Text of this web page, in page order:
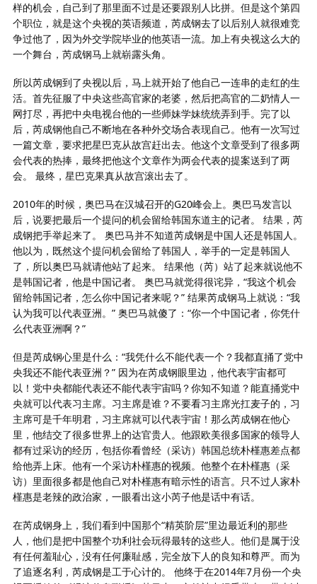
样的机会，自己到了那里面不过是还要跟别人比拼。但是这个第四
个职位，就是这个央视的英语频道，芮成钢去了以后别人就很难竞
争过他了，因为外交学院毕业的他英语一流。加上有央视这么大的
一个舞台，芮成钢马上就崭露头角。
所以芮成钢到了央视以后，马上就开始了他自己一连串的走红的生
活。首先征服了中央这些高官家的老婆，然后把高官的二奶情人一
网打尽，再把中央电视台他的一些师妹学妹统统弄到手。完了以
后，芮成钢他自己不断地在各种外交场合表现自己。他有一次写过
一篇文章，要求把星巴克从故宫赶出去。他这个文章受到了很多两
会代表的热捧，最终把他这个文章作为两会代表的提案送到了两
会。 最终，星巴克果真从故宫滚出去了。
2010年的时候，奥巴马在汉城召开的G20峰会上。奥巴马发言以
后，说要把最后一个提问的机会留给韩国东道主的记者。 结果，芮
成钢把手举起来了。 奥巴马并不知道芮成钢是中国人还是韩国人。
他以为，既然这个提问机会留给了韩国人，举手的一定是韩国人
了，所以奥巴马就请他站了起来。 结果他（芮）站了起来就说他不
是韩国记者，他是中国记者。 奥巴马就觉得很诧异，“我这个机会
留给韩国记者，怎么你中国记者来呢？” 结果芮成钢马上就说：“我
认为我可以代表亚洲。” 奥巴马就傻了：“你一个中国记者，你凭什
么代表亚洲啊？”
但是芮成钢心里是什么：“我凭什么不能代表一个？我都直捅了党中
央我还不能代表亚洲？” 因为在芮成钢眼里边，他代表宇宙都可
以！党中央都能代表还不能代表宇宙吗？你知不知道？能直捅党中
央就可以代表习主席。习主席是谁？不要看习主席光扛麦子的，习
主席可是千年明君，习主席就可以代表宇宙！那么芮成钢在他心
里，他结交了很多世界上的达官贵人。他跟欧美很多国家的领导人
都有过采访的经历，包括你看曾经（采访）韩国总统朴槿惠差点都
给他弄上床。他有一个采访朴槿惠的视频。他整个在朴槿惠（采
访）里面很多都是他自己对朴槿惠有暗示性的语言。只不过人家朴
槿惠是老辣的政治家，一眼看出这小芮子他是话中有话。
在芮成钢身上，我们看到中国那个“精英阶层”里边最近利的那些
人，他们是把中国整个功利社会玩得最转的这些人。他们是属于没
有任何羞耻心，没有任何廉耻感，完全放下人的良知和尊严。而为
了追逐名利，芮成钢是工于心计的。 他终于在2014年7月份一个央